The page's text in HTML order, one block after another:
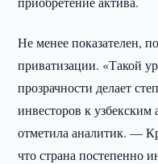
Не менее показателен,
приватизации. «Такой
прозрачности делает
инвесторов к
отметила аналитик. —
что страна постепенно